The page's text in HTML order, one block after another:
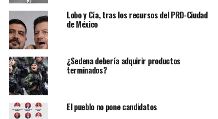
la alcaldesa en su mensaje.
Rojo de la Vega informa que durante 2024, su
administración alcanzó un 98.4 por ciento de avance
físico en los proyectos de presupuesto participativo,
además de establecer contacto con más del 80 por
ciento de vecinas y vecinos que promovieron los
proyectos, siendo la alcaldía que mejor comunicación
tuvo ellos.
Lobo y Cía, tras los recursos del PRD-Ciudad
de México
¿Sedena debería adquirir productos
terminados?
El pueblo no pone candidatos